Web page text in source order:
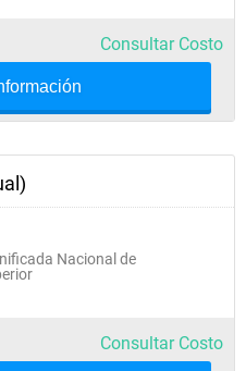
Consultar Costo
Nacional de
Consultar Costo